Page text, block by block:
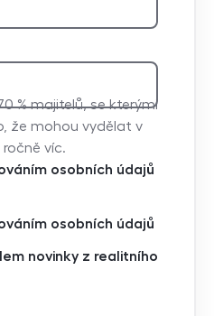
% majitelů, se kterými
že mohou vydělat v
ročně víc.
osobních údajů
osobních údajů
novinky z realitního